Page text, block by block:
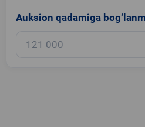
Auksion qadamiga